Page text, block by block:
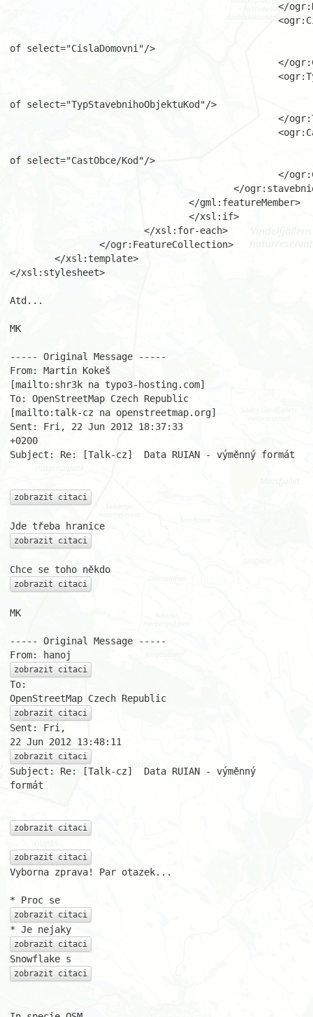
						</ogr:Kod>
						<ogr:CislaDomovni>
of select="CislaDomovni"/>
of select="TypStavebnihoObjektuKod"/>
of select="CastObce/Kod"/>
</xsl:stylesheet>
Atd...
MK
----- Original Message -----
From: Martin Kokeš
[mailto:shr3k na typo3-hosting.com]
To: OpenStreetMap Czech Republic
[mailto:talk-cz na openstreetmap.org]
Sent: Fri, 22 Jun 2012 18:37:33
+0200
Subject: Re: [Talk-cz]	Data RUIAN - výměnný formát
zobrazit citaci
zobrazit citaci
zobrazit citaci
MK
----- Original Message -----
zobrazit citaci
To:
zobrazit citaci
Sent: Fri,
zobrazit citaci
Subject: Re: [Talk-cz]	Data RUIAN - výměnný
formát
zobrazit citaci
zobrazit citaci
Vyborna zprava! Par otazek...
zobrazit citaci
zobrazit citaci
zobrazit citaci